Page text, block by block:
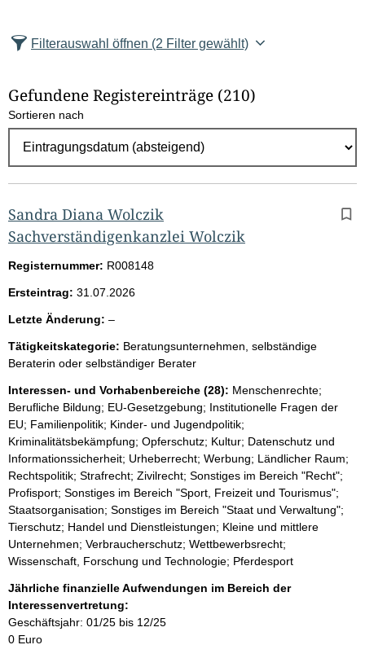
z
l
E
g
e
b
n
i
s
e
p
r
o
S
e
i
t
e
Filterauswahl öffnen (2 Filter gewählt)
Gefundene Registereinträge (210)
Sortieren nach
Sandra Diana Wolczik
Sachverständigenkanzlei Wolczik
Registernummer: R008148
Ersteintrag: 31.07.2026
Letzte Änderung: –l
e
r
Tätigkeitskategorie: Beratungsunternehmen, selbständige
Beraterin oder selbständiger Berater
Interessen- und Vorhabenbereiche (28): Menschenrechte;
Berufliche Bildung; EU-Gesetzgebung; Institutionelle Fragen der
EU; Familienpolitik; Kinder- und Jugendpolitik;
Kriminalitätsbekämpfung; Opferschutz; Kultur; Datenschutz und
Informationssicherheit; Urheberrecht; Werbung; Ländlicher Raum;
Rechtspolitik; Strafrecht; Zivilrecht; Sonstiges im Bereich "Recht";
Profisport; Sonstiges im Bereich "Sport, Freizeit und Tourismus";
Staatsorganisation; Sonstiges im Bereich "Staat und Verwaltung";
Tierschutz; Handel und Dienstleistungen; Kleine und mittlere
Unternehmen; Verbraucherschutz; Wettbewerbsrecht;
Wissenschaft, Forschung und Technologie; Pferdesport
Jährliche finanzielle Aufwendungen im Bereich der
Interessenvertretung:
Geschäftsjahr: 01/25 bis 12/25
0 Euro